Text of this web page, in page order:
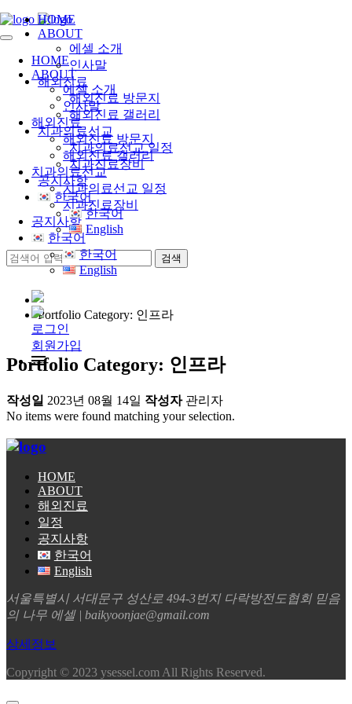
HOME
ABOUT
에셀 소개
인사말
해외진료
해외진료 방문지
해외진료 갤러리
치과의료선교
치과의료선교 일정
치과진료장비
공지사항
한국어
한국어
English
로그인
회원가입
HOME
ABOUT
에셀 소개
인사말
해외진료
해외진료 방문지
해외진료 갤러리
치과의료선교
치과의료선교 일정
치과진료장비
공지사항
한국어
한국어
English
Portfolio Category: 인프라
Portfolio Category: 인프라
작성일 2023년 08월 14일 작성자관리자
No items were found matching your selection.
HOME
ABOUT
해외진료
일정
공지사항
한국어
English
서울특별시 서대문구 성산로 494-3번지 다락방전도협회 믿음
의 나무 에셀 | baikyoonjae@gmail.com
상세정보
Copyright © 2023 ysessel.com All Rights Reserved.